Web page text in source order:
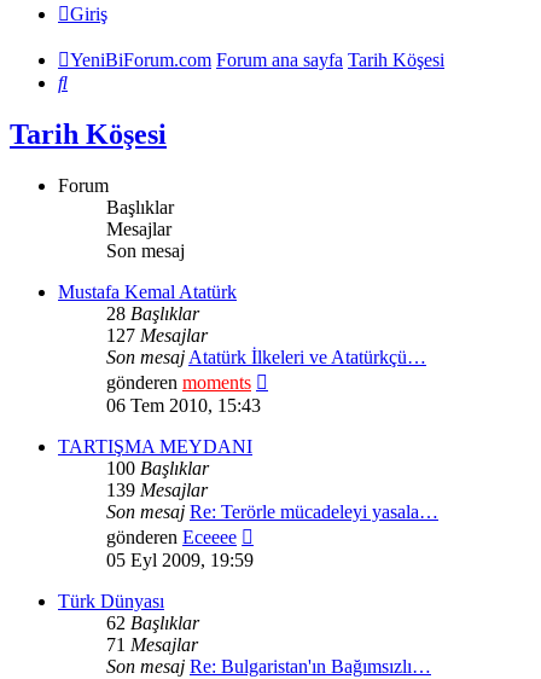
Giriş
YeniBiForum.com Forum ana sayfa Tarih Köşesi
Ara
Tarih Köşesi
Forum
Başlıklar
Mesajlar
Son mesaj
Mustafa Kemal Atatürk
28 Başlıklar
127 Mesajlar
Son mesaj Atatürk İlkeleri ve Atatürkçü…
gönderen moments
06 Tem 2010, 15:43
TARTIŞMA MEYDANI
100 Başlıklar
139 Mesajlar
Son mesaj Re: Terörle mücadeleyi yasala…
gönderen Eceeee
mesajı
05 Eyl 2009, 19:59
Türk Dünyası
62 Başlıklar
71 Mesajlar
Son mesaj Re: Bulgaristan'ın Bağımsızlı…